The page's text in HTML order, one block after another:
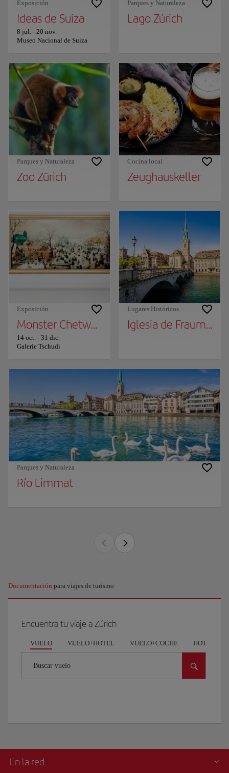
Exposición
Ideas de Suiza
8 jul. - 20 nov.
Museo Nacional de Suiza
Parques y Naturaleza
Lago Zúrich
Parques y Naturaleza
Zoo Zürich
Cocina local
Zeughauskeller
Exposición
Monster Chetwynd "Zardoz"
14 oct. - 31 dic.
Galerie Tschudi
Lugares Históricos
Iglesia de
Parques y Naturaleza
Río Limmat
Documentación para viajes de turismo
Encuentra tu viaje a Zúrich
VUELO VUELO+HOTEL VUELO+COCHE HOTEL
Buscar vuelo
En la red